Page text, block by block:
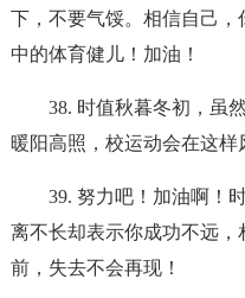
下，不要气馁。相信自己
中的体育健儿！加油！
38. 时值秋暮冬初，虽
暖阳高照，校运动会在这样
39. 努力吧！加油啊！
离不长却表示你成功不远
前，失去不会再现！